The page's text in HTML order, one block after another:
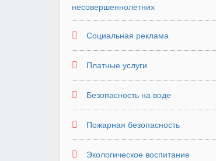
несовершеннолетних
Социальная реклама
Платные услуги
Безопасность на воде
Пожарная безопасность
Экологическое воспитание